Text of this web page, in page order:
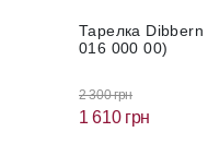
Тарелка
016 000 00)
2 300 грн
1 610 грн